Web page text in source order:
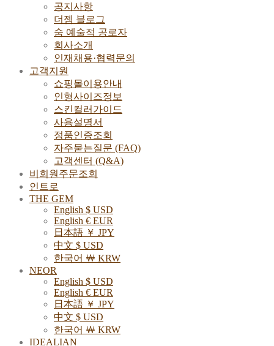
공지사항
더젬 블로그
숨 예술적 공로자
회사소개
인재채용·협력문의
고객지원
쇼핑몰이용안내
인형사이즈정보
스킨컬러가이드
사용설명서
정품인증조회
자주묻는질문 (FAQ)
고객센터 (Q&A)
비회원주문조회
인트로
THE GEM
English $ USD
English € EUR
日本語 ￥ JPY
中文 $ USD
한국어 ￦ KRW
NEOR
English $ USD
English € EUR
日本語 ￥ JPY
中文 $ USD
한국어 ￦ KRW
IDEALIAN